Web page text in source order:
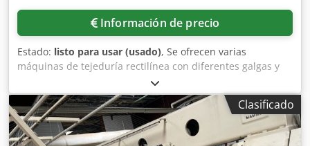
Información de precio
Estado: listo para usar (usado), Se ofrecen varias
máquinas de tejeduría rectilínea con diferentes galgas y
juegos de agujas Groz-Beckert. 1) Stoll CMS 303 TC, galga:
E10, ancho nominal: 1270 mm, juego de agujas: 10. 2) Stoll
CMS 303 TC, galga: E10, ancho nominal: 1270 mm, juego
de agujas: 10. 3) Stoll CMS 303 TC, galga: E12, ancho
nominal: 1270 mm, juego de agujas: 12. 4) Stoll CMS 303
Clasificado